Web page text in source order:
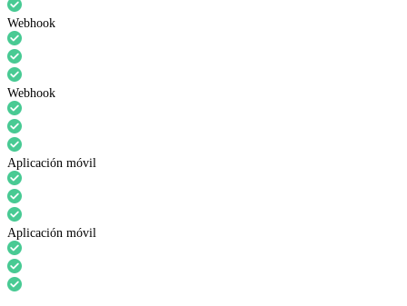
Webhook
Webhook
Aplicación móvil
Aplicación móvil